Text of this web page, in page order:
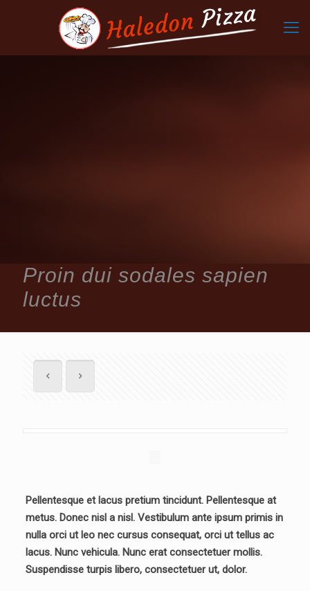
Proin dui sodales sapien
luctus
Pellentesque et lacus pretium tincidunt. Pellentesque at
metus. Donec nisl a nisl. Vestibulum ante ipsum primis in
nulla orci ut leo nec cursus consequat, orci ut tellus ac
lacus. Nunc vehicula. Nunc erat consectetuer mollis.
Suspendisse turpis libero, consectetuer ut, dolor.